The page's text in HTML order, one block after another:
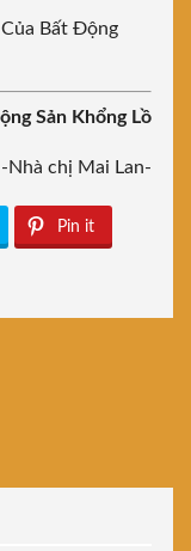
Bất Động
Sản Khổng Lồ
-Nhà chị Mai Lan-
Pin it